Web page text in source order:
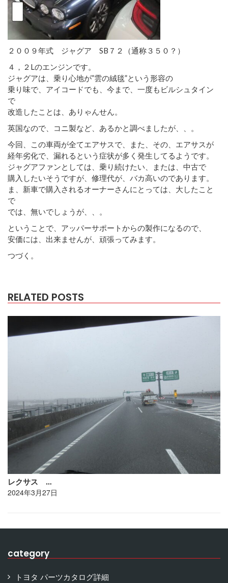
２００９年式 ジャグア SB７２（通称３５０？）
４，２Lのエンジンです。
ジャグアは、乗り心地が”雲の絨毯”という形容の
乗り味で、アイコードでも、今まで、一度もビルシュタイン
で
改造したことは、ありゃんせん。
英国なので、コニ製など、あるかと調べましたが、、。
今回、この車両が全てエアサスで、また、その、エアサスが
経年劣化で、漏れるという症状が多く発生してるようです。
ジャグアファンとしては、乗り続けたい、または、中古で
購入したいそうですが、修理代が、バカ高いのであります。
ま、新車で購入されるオーナーさんにとっては、大したこと
で
では、無いでしょうが、、。
ということで、アッパーサポートからの製作になるので、
安価には、出来ませんが、頑張ってみます。
つづく。
RELATED POSTS
レクサス …
2024年3月27日
category
トヨタ パーツカタログ詳細